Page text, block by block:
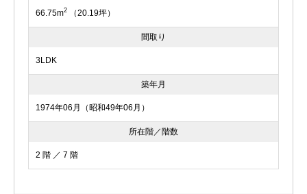
66.75m2 （20.19坪）
間取り
3LDK
築年月
1974年06月（昭和49年06月）
所在階／階数
2 階 ／ 7 階